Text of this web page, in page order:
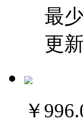
最
更
￥